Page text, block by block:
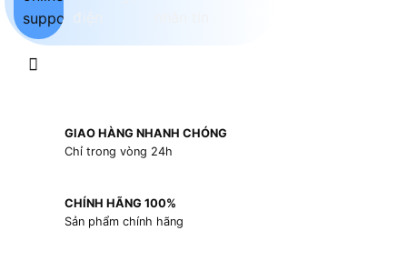
GIAO HÀNG NHANH CHÓNG
Chỉ trong vòng 24h
CHÍNH HÃNG 100%
Sản phẩm chính hãng